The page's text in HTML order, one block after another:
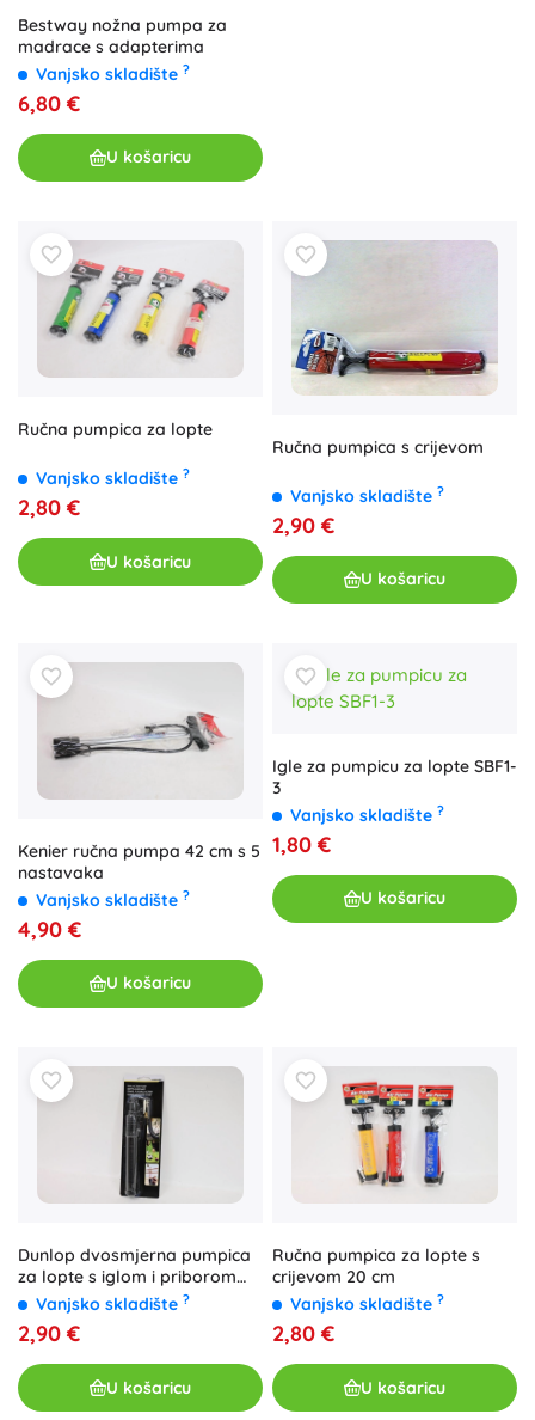
Bestway nožna pumpa za
madrace s adapterima
Vanjsko skladište ?
6,80 €
U košaricu
Ručna pumpica za lopte
Vanjsko skladište ?
2,80 €
U košaricu
Ručna pumpica s crijevom
Vanjsko skladište ?
2,90 €
U košaricu
Kenier ručna pumpa 42 cm s 5
nastavaka
Vanjsko skladište ?
4,90 €
U košaricu
Igle za pumpicu za lopte SBF1-
3
Vanjsko skladište ?
1,80 €
U košaricu
Dunlop dvosmjerna pumpica
za lopte s iglom i priborom
23,5 cm
Vanjsko skladište ?
2,90 €
U košaricu
Ručna pumpica za lopte s
crijevom 20 cm
Vanjsko skladište ?
2,80 €
U košaricu